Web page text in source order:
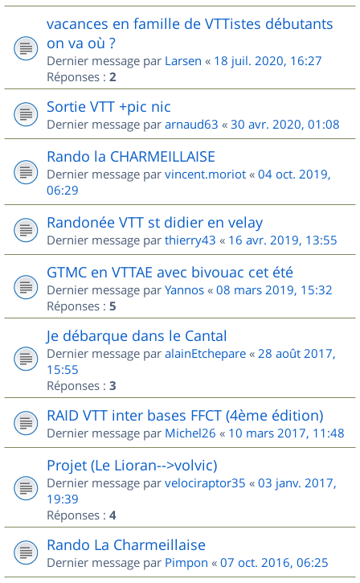
vacances en famille de VTTistes débutants
on va où ?
Dernier message par Larsen « 18 juil. 2020, 16:27
Réponses : 2
Sortie VTT +pic nic
Dernier message par arnaud63 « 30 avr. 2020, 01:08
Rando la CHARMEILLAISE
Dernier message par vincent.moriot « 04 oct. 2019,
06:29
Randonée VTT st didier en velay
Dernier message par thierry43 « 16 avr. 2019, 13:55
GTMC en VTTAE avec bivouac cet été
Dernier message par Yannos « 08 mars 2019, 15:32
Réponses : 5
Je débarque dans le Cantal
Dernier message par alainEtchepare « 28 août 2017,
15:55
Réponses : 3
RAID VTT inter bases FFCT (4ème édition)
Dernier message par Michel26 « 10 mars 2017, 11:48
Projet (Le Lioran-->volvic)
Dernier message par velociraptor35 « 03 janv. 2017,
19:39
Réponses : 4
Rando La Charmeillaise
Dernier message par Pimpon « 07 oct. 2016, 06:25